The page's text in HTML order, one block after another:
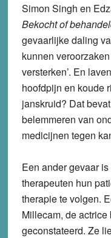
Simon Singh en
Bekocht of
gevaarlijke daling
kunnen
versterken’. En
hoofdpijn en koude
janskruid? Dat
belemmeren van
medicijnen tegen
Een ander gevaar
therapeuten hun
therapie te volgen.
Millecam, de
geconstateerd. Ze